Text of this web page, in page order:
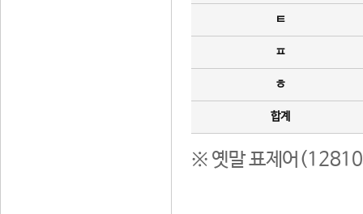
ㅌ
ㅍ
ㅎ
합계
※ 옛말 표제어(12810